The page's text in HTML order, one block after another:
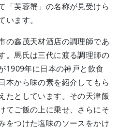
「芙蓉蟹」の名称が見受けら
ます。
の鑫茂天材酒店の調理師であ
。馬氏は三代に渡る調理師の
1909年に日本の神戸と飲食
本から味の素を紹介してもら
たとしています。その天津飯
てご飯の上に乗せ、さらにそ
をつけた塩味のソースをかけ